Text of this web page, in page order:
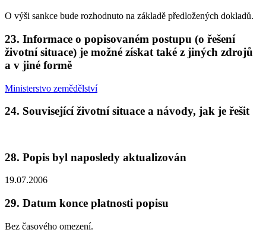
O výši sankce bude rozhodnuto na základě předložených dokladů.
23. Informace o popisovaném postupu (o řešení
životní situace) je možné získat také z jiných zdrojů
a v jiné formě
Ministerstvo zemědělství
24. Související životní situace a návody, jak je řešit
28. Popis byl naposledy aktualizován
19.07.2006
29. Datum konce platnosti popisu
Bez časového omezení.